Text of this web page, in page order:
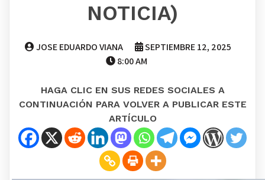
NOTICIA)
JOSE EDUARDO VIANA
SEPTIEMBRE 12, 2025
8:00 AM
HAGA CLIC EN SUS REDES SOCIALES A
CONTINUACIÓN PARA VOLVER A PUBLICAR ESTE
ARTÍCULO